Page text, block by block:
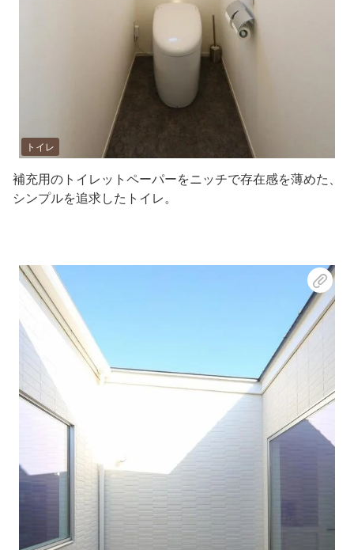
トイレ
補充用のトイレットペーパーをニッチで存在感を薄めた、
シンプルを追求したトイレ。